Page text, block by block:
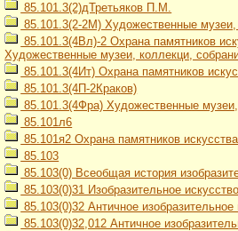
85.101.3(2)дТретьяков П.М.
85.101.3(2-2М) Художественные музеи,
85.101.3(4Вл)-2 Охрана памятников
Художественные музеи, коллекци,
85.101.3(4Ит) Охрана памятников
85.101.3(4П-2Краков)
85.101.3(4Фра) Художественные
85.101л6
85.101я2 Охрана памятников
85.103
85.103(0) Всеобщая история
85.103(0)31 Изобразительное
85.103(0)32 Античное изобразительное
85.103(0)32,012 Античное